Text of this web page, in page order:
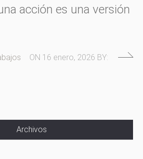
acción es una versión
ON 16 enero, 2026 BY:
Archivos